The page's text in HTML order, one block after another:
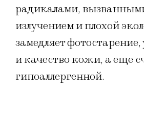
радикалами,
излучением и плохой
замедляет
и качество кожи, а еще
гипоаллергенной.